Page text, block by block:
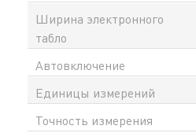
Ширина электронного
табло
Автовключение
Единицы измерений
Точность измерения